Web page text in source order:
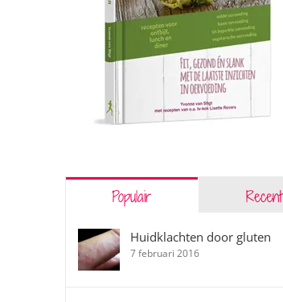
Populair Recent
Huidklachten door gluten
7 februari 2016